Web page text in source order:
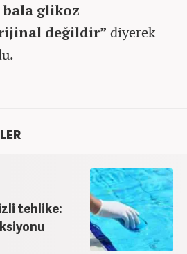
bala glikoz
değildir” diyerek
tehlike: